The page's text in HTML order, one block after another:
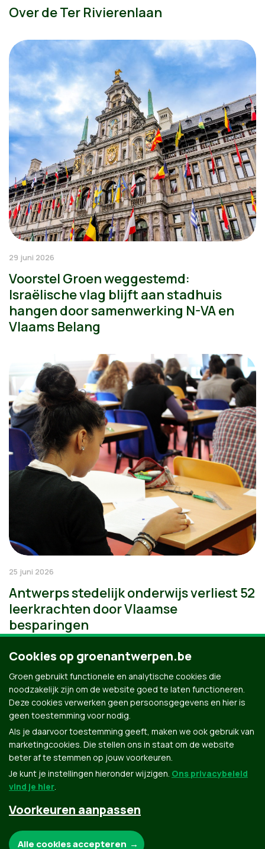
Over de Ter Rivierenlaan
29 juni 2026
Voorstel Groen weggestemd:
Israëlische vlag blijft aan stadhuis
hangen door samenwerking N-VA en
Vlaams Belang
25 juni 2026
Antwerps stedelijk onderwijs verliest 52
leerkrachten door Vlaamse
besparingen
Groen.be
Cookies op groenantwerpen.be
Groen gebruikt functionele en analytische cookies die
noodzakelijk zijn om de website goed te laten functioneren.
Deze cookies verwerken geen persoonsgegevens en hier is
geen toestemming voor nodig.
Als je daarvoor toestemming geeft, maken we ook gebruik van
marketingcookies. Die stellen ons in staat om de website
beter af te stemmen op jouw voorkeuren.
Je kunt je instellingen hieronder wijzigen. Ons privacybeleid
vind je hier.
Voorkeuren aanpassen
Alle cookies accepteren